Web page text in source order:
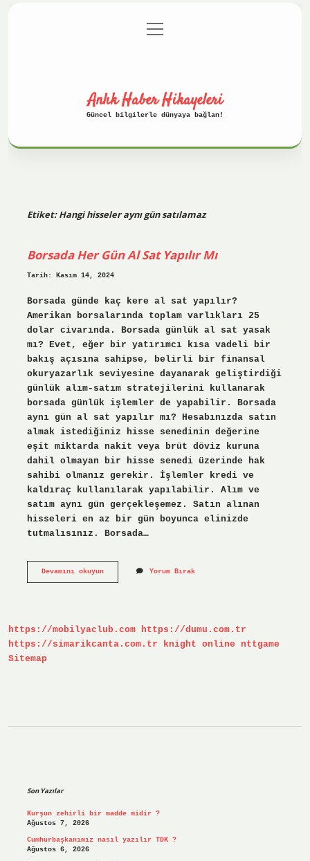
Gizlilik Politikası
menüyü
aç
Anlık Haber Hikayeleri
Güncel bilgilerle dünyaya bağlan!
Etiket:Hangi hisseler aynı gün satılamaz
Borsada Her Gün Al Sat Yapılır Mı
Tarih: Kasım 14, 2024
Borsada günde kaç kere al sat yapılır?
Amerikan borsalarında toplam varlıkları 25
dolar civarında. Borsada günlük al sat yasak
mı? Evet, eğer bir yatırımcı kısa vadeli bir
bakış açısına sahipse, belirli bir finansal
okuryazarlık seviyesine dayanarak geliştirdiği
günlük alım-satım stratejilerini kullanarak
borsada günlük işlemler de yapabilir. Borsada
aynı gün al sat yapılır mı? Hesabınızda satın
almak istediğiniz hisse senedinin değerine
eşit miktarda nakit veya brüt döviz kuruna
dahil olmayan bir hisse senedi üzerinde hak
sahibi olmanız gerekir. İşlemler kredi ve
kaldıraç kullanılarak yapılabilir. Alım ve
satım aynı gün gerçekleşemez. Satın alınan
hisseleri en az bir gün boyunca elinizde
tutmalısınız. Borsada…
Devamını okuyunBorsada
Mı
Yorum Bırak
https://mobilyaclub.com https://dumu.com.tr
https://simarikcanta.com.tr
knight online
nttgame
Sitemap
Son Yazılar
Kurşun zehirli bir madde midir ?
Ağustos 7, 2026
Cumhurbaşkanımız nasıl yazılır TDK ?
Ağustos 6, 2026